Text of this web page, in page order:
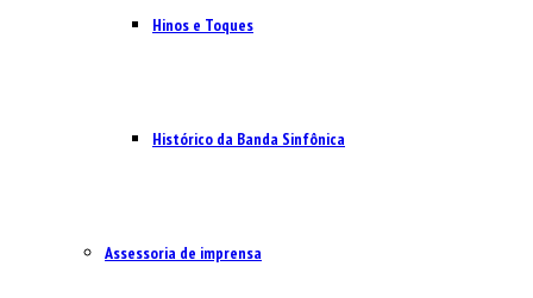
Hinos e Toques
Histórico da Banda Sinfônica
Assessoria de imprensa